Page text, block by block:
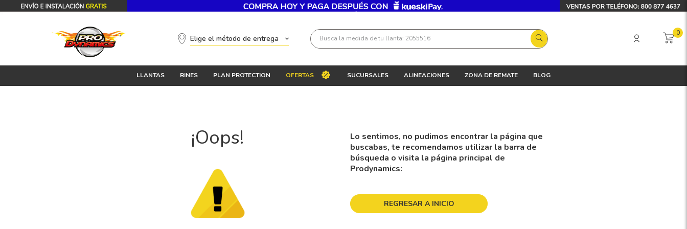
Elige el método de entrega Busca la medida de tu llanta: 2055516 0
LLANTAS RINES PLAN PROTECTION OFERTAS SUCURSALES ALINEACIONES ZONA DE REMATE BLOG
¡Oops!
Lo sentimos, no pudimos encontrar la página que
buscabas, te recomendamos utilizar la barra de
búsqueda o visita la página principal de
Prodynamics:
REGRESAR A INICIO
Términos más buscados